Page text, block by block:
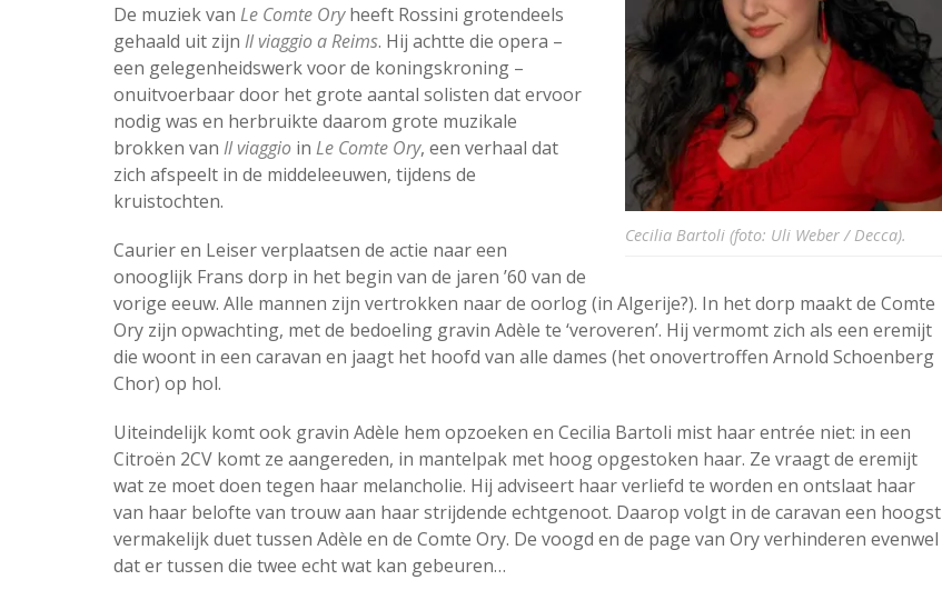
Cecilia Bartoli (foto: Uli Weber / Decca).
De muziek van Le Comte Oryheeft Rossini grotendeels
gehaald uit zijn Il viaggio a Reims. Hij achtte die opera –
een gelegenheidswerk voor de koningskroning –
onuitvoerbaar door het grote aantal solisten dat ervoor
nodig was en herbruikte daarom grote muzikale
brokken van Il viaggio in Le Comte Ory, een verhaal dat
zich afspeelt in de middeleeuwen, tijdens de
kruistochten.
Caurier en Leiser verplaatsen de actie naar een
onooglijk Frans dorp in het begin van de jaren ’60 van de
vorige eeuw. Alle mannen zijn vertrokken naar de oorlog (in Algerije?). In het dorp maakt de Comte
Ory zijn opwachting, met de bedoeling gravin Adèle te ‘veroveren’. Hij vermomt zich als een eremijt
die woont in een caravan en jaagt het hoofd van alle dames (het onovertroffen Arnold Schoenberg
Chor) op hol.
Uiteindelijk komt ook gravin Adèle hem opzoeken en Cecilia Bartoli mist haar entrée niet: in een
Citroën 2CV komt ze aangereden, in mantelpak met hoog opgestoken haar. Ze vraagt de eremijt
wat ze moet doen tegen haar melancholie. Hij adviseert haar verliefd te worden en ontslaat haar
van haar belofte van trouw aan haar strijdende echtgenoot. Daarop volgt in de caravan een hoogst
vermakelijk duet tussen Adèle en de Comte Ory. De voogd en de page van Ory verhinderen evenwel
dat er tussen die twee echt wat kan gebeuren…